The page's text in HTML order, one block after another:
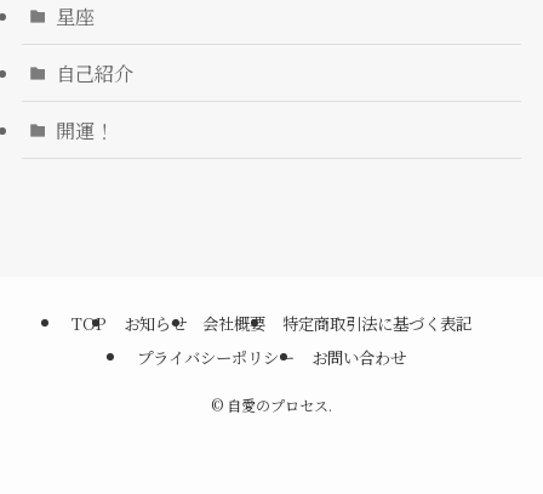
星座
自己紹介
開運！
TOP お知らせ 会社概要
特定商取引法に基づく表記
プライバシーポリシー
お問い合わせ
© 自愛のプロセス.